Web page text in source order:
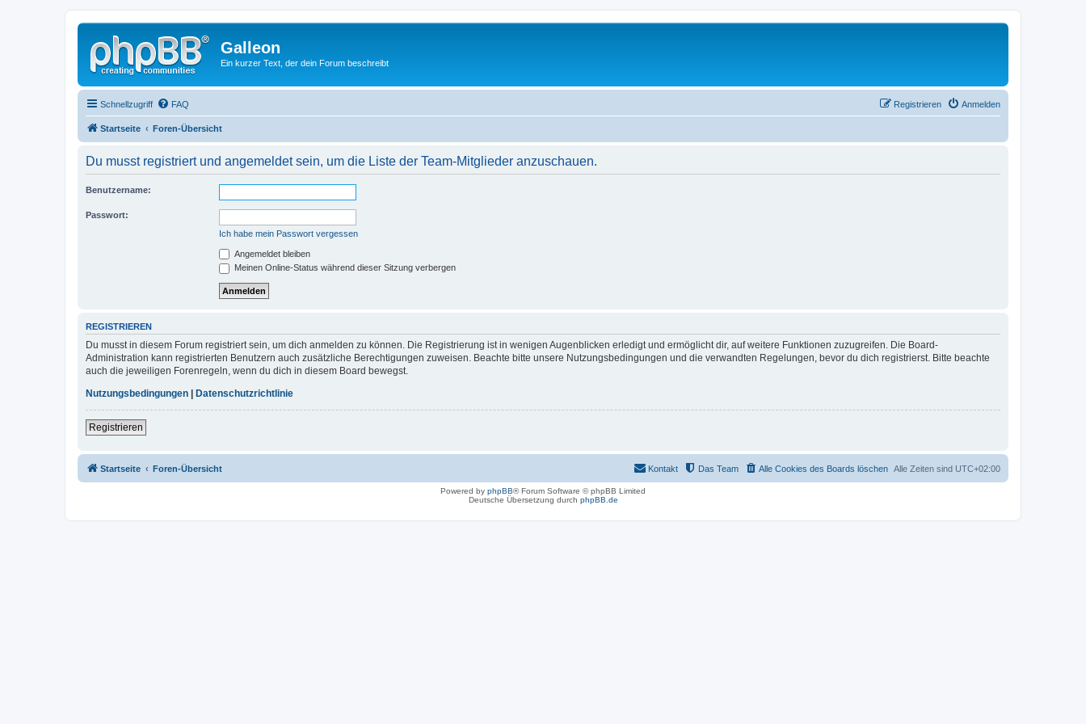
Galleon
Ein kurzer Text, der dein Forum beschreibt
Schnellzugriff FAQ Anmelden
Registrieren
Startseite Foren-Übersicht
Du musst registriert und angemeldet sein, um die Liste der Team-Mitglieder anzuschauen.
Benutzername:
Passwort:
Ich habe mein Passwort vergessen
Angemeldet bleiben
Meinen Online-Status während dieser Sitzung verbergen
REGISTRIEREN
Du musst in diesem Forum registriert sein, um dich anmelden zu können. Die Registrierung ist in wenigen Augenblicken erledigt und ermöglicht dir, auf weitere Funktionen zuzugreifen. Die Board-
Administration kann registrierten Benutzern auch zusätzliche Berechtigungen zuweisen. Beachte bitte unsere Nutzungsbedingungen und die verwandten Regelungen, bevor du dich registrierst. Bitte beachte
auch die jeweiligen Forenregeln, wenn du dich in diesem Board bewegst.
Nutzungsbedingungen
Datenschutzrichtlinie
Registrieren
Startseite Foren-Übersicht Alle Zeiten sind UTC+02:00
Alle Cookies des Boards löschen
Das Team
Kontakt
Powered by phpBB® Forum Software © phpBB Limited
Deutsche Übersetzung durch phpBB.de